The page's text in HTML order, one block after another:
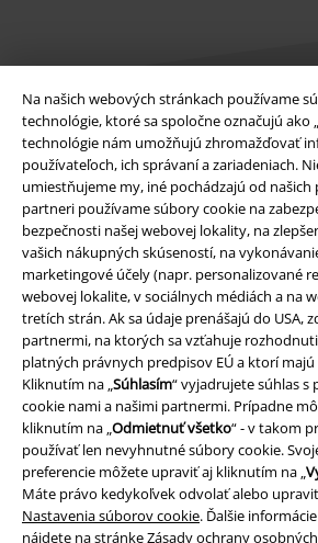
Na našich webových stránkach používame
technológie, ktoré sa spoločne označujú ako
technológie nám umožňujú zhromažďovať
používateľoch, ich správaní a zariadeniach.
umiestňujeme my, iné pochádzajú od našich
partneri používame súbory cookie na
bezpečnosti našej webovej lokality, na
vašich nákupných skúseností, na
marketingové účely (napr. personalizované
webovej lokalite, v sociálnych médiách a na
tretích strán. Ak sa údaje prenášajú do USA,
partnermi, na ktorých sa vzťahuje
platných právnych predpisov EÚ a ktorí
Kliknutím na „Súhlasím“ vyjadrujete súhlas
cookie nami a našimi partnermi. Prípadne
kliknutím na „Odmietnuť všetko“ - v takom
používať len nevyhnutné súbory cookie.
preferencie môžete upraviť aj kliknutím na „
Máte právo kedykoľvek odvolať alebo
Nastavenia súborov cookie. Ďalšie
nájdete na stránkeZásady ochrany
Právne informácie
Podmienky
Imprint
Ochrana osobných údajov
Likvidácia odpadu a ochrana životného
Vyhlásenie o zhode
Informácie o prístupnosti
Nastavenia súborov cookie
Odstúpenie od zmluvy